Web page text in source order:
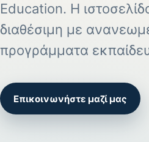
Education. Η
διαθέσιμη με
προγράμματα
Επικοινωνήστε μαζί μας